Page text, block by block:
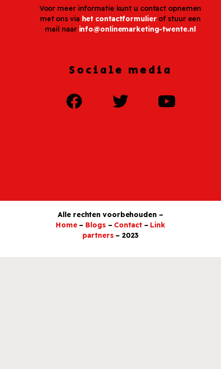
Voor meer informatie kunt u contact opnemen
met ons via het contactformulierof stuur een
mail naar info@onlinemarketing-twente.nl
Sociale media
Alle rechten voorbehouden –
Home – Blogs – Contact – Link
partners – 2023